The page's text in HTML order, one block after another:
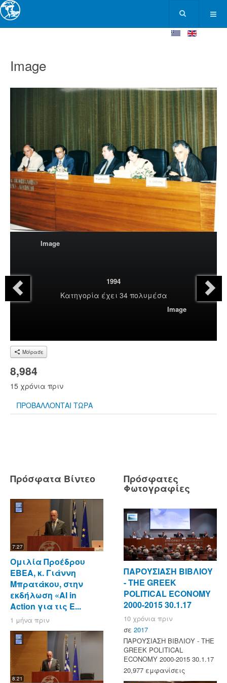
Image
Image
1994
Κατηγορία έχει 34 πολυμέσα
Image
Μοίρασε
8,984
15 χρόνια πριν
ΠΡΟΒΑΛΛΟΝΤΑΙ ΤΩΡΑ
Πρόσφατα Βίντεο
7:27
Ομιλία Προέδρου
ΕΒΕΑ, κ. Γιάννη
Μπρατάκου, στην
εκδήλωση «AI in
Action για τις Ε...
1 μήνα πριν
8:21
Πρόσφατες
Φωτογραφίες
ΠΑΡΟΥΣΙΑΣΗ ΒΙΒΛΙΟΥ
- ΤΗΕ GREEK
POLITICAL ECONOMY
2000-2015 30.1.17
10 χρόνια πριν
σε 2017
ΠΑΡΟΥΣΙΑΣΗ ΒΙΒΛΙΟΥ - ΤΗΕ
GREEK POLITICAL
ECONOMY 2000-2015 30.1.17
20,977 εμφανίσεις